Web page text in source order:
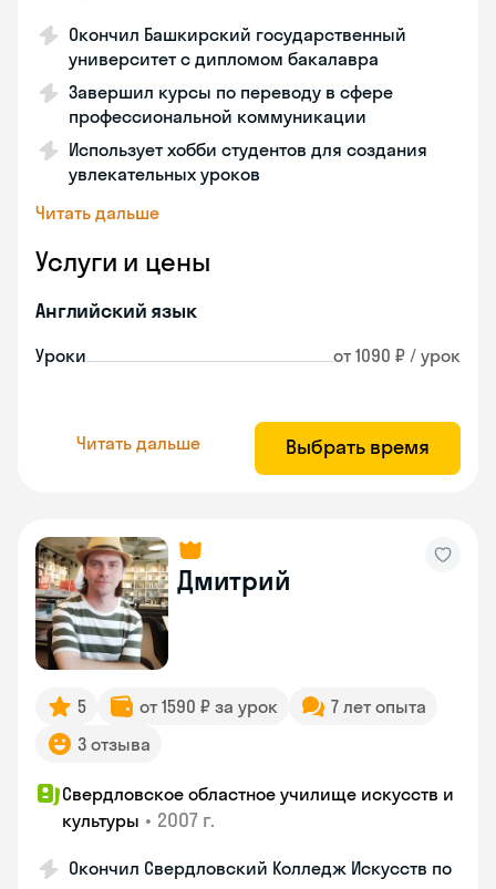
Окончил Башкирский государственный
университет с дипломом бакалавра
Завершил курсы по переводу в сфере
профессиональной коммуникации
Использует хобби студентов для создания
увлекательных уроков
Читать дальше
Услуги и цены
Английский язык
Уроки от 1090 ₽ / урок
Читать дальше Выбрать время
Дмитрий
5 от 1590 ₽ за урок
7 лет опыта
3 отзыва
Свердловское областное училище искусств и
культуры • 2007 г.
Окончил Свердловский Колледж Искусств по